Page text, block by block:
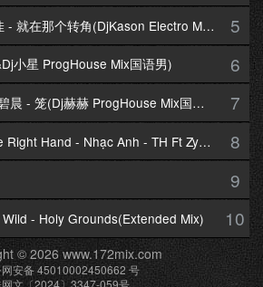
【172Mix独家】王一佳 - 就在那个转角(DjKason Electro Mix国语女) 5
小星 ProgHouse Mix国语男) 6
【城隍Dj瘦彬Edit】张碧晨 - 笼(Dj赫赫 ProgHouse Mix国语女) 7
【DjRAY提供】Andree Right Hand - Nhạc Anh - TH Ft Zym Mix 8
9
Wild - Holy Grounds(Extended Mix) 10
© 2026 www.172mix.com
安备 45010002450662 号
文〔2024〕3347-059号